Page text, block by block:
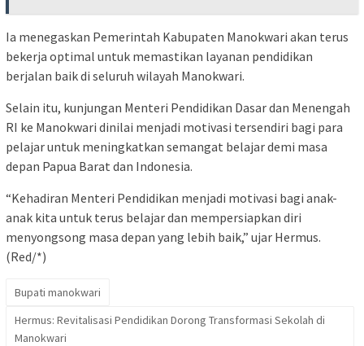
Ia menegaskan Pemerintah Kabupaten Manokwari akan terus
bekerja optimal untuk memastikan layanan pendidikan
berjalan baik di seluruh wilayah Manokwari.
Selain itu, kunjungan Menteri Pendidikan Dasar dan Menengah
RI ke Manokwari dinilai menjadi motivasi tersendiri bagi para
pelajar untuk meningkatkan semangat belajar demi masa
depan Papua Barat dan Indonesia.
“Kehadiran Menteri Pendidikan menjadi motivasi bagi anak-
anak kita untuk terus belajar dan mempersiapkan diri
menyongsong masa depan yang lebih baik,” ujar Hermus.
(Red/*)
Bupati manokwari
Hermus: Revitalisasi Pendidikan Dorong Transformasi Sekolah di
Manokwari